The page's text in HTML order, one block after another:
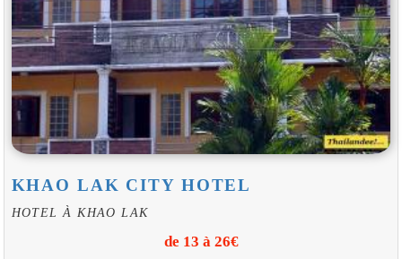
KHAO LAK CITY HOTEL
HOTEL À KHAO LAK
de 13 à 26€